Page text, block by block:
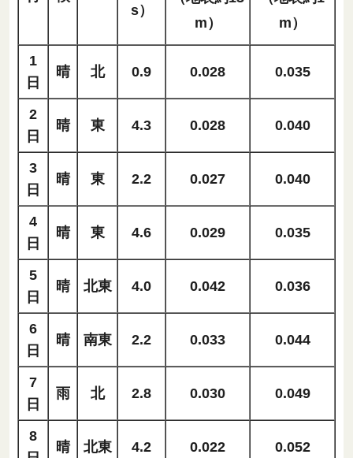
s）
m）
m）
1
日
晴 北 0.9 0.028 0.035
2
日
晴 東 4.3 0.028 0.040
3
日
晴 東 2.2 0.027 0.040
4
日
晴 東 4.6 0.029 0.035
5
日
晴 北東 4.0 0.042 0.036
6
日
晴 南東 2.2 0.033 0.044
7
日
雨 北 2.8 0.030 0.049
8
晴 北東 4.2 0.022 0.052